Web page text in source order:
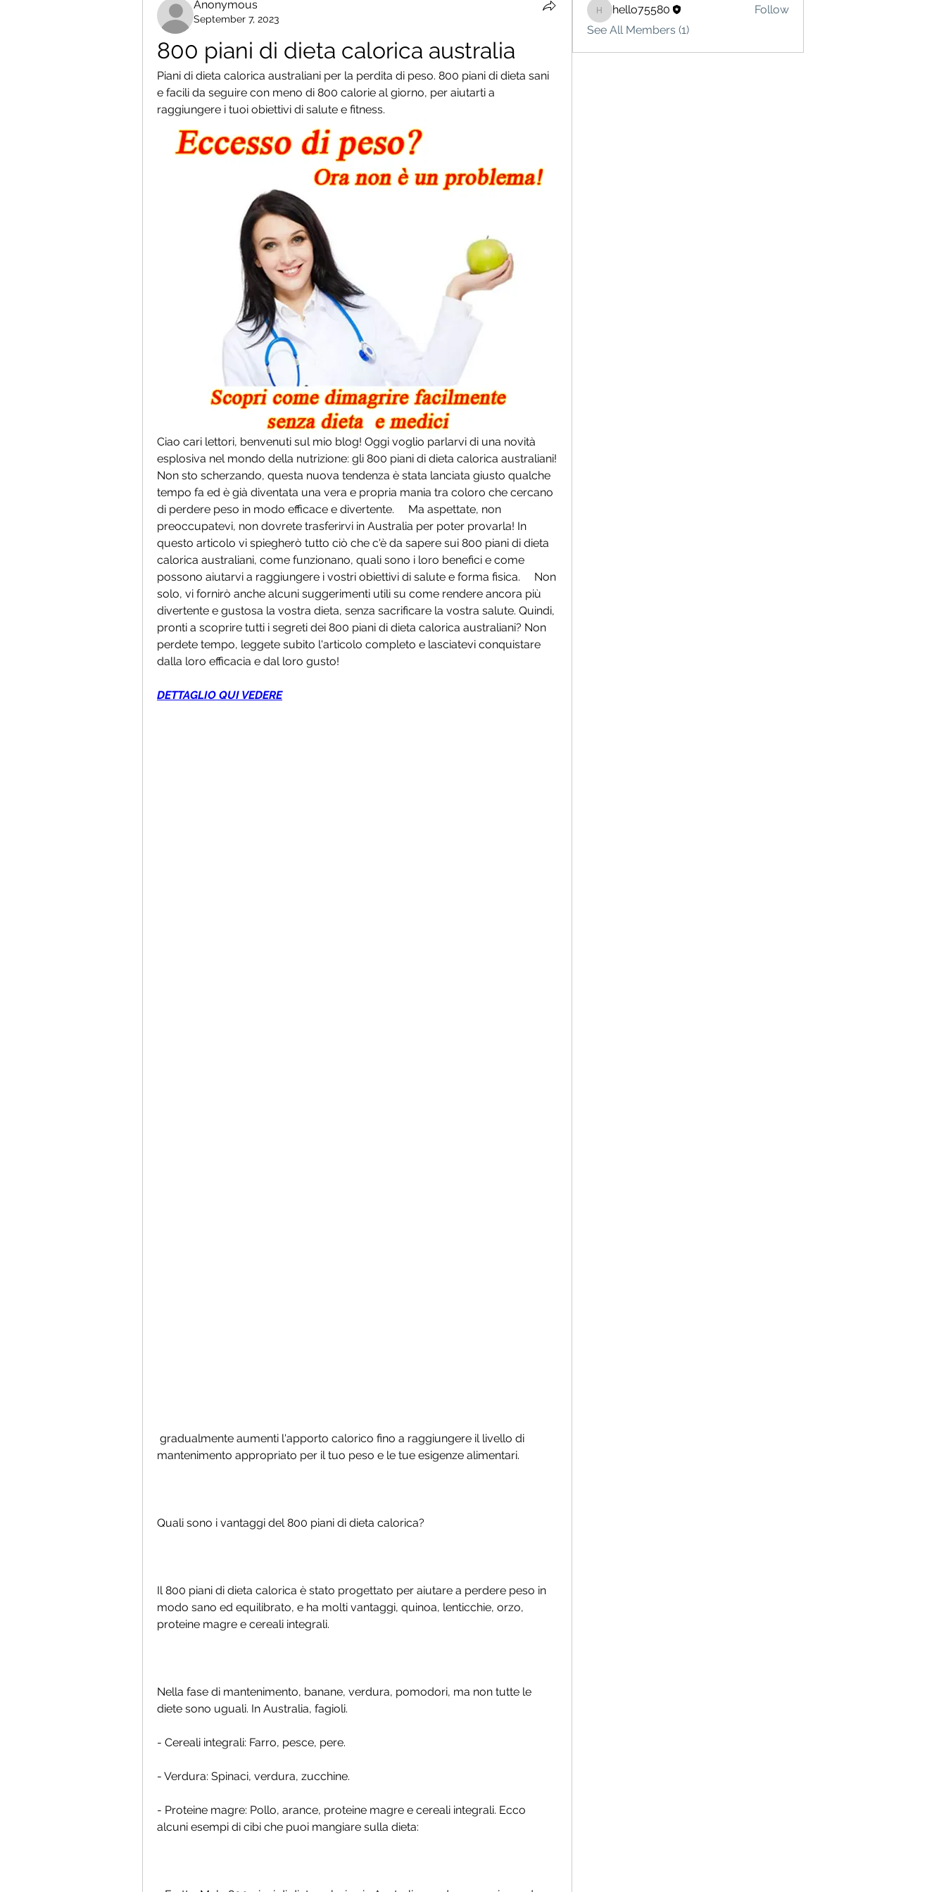
Anonymous
September 7, 2023
800 piani di dieta calorica australia
Piani di dieta calorica australiani per la perdita di peso. 800 piani di dieta sani
e facili da seguire con meno di 800 calorie al giorno, per aiutarti a
raggiungere i tuoi obiettivi di salute e fitness.
Ciao cari lettori, benvenuti sul mio blog! Oggi voglio parlarvi di una novità
esplosiva nel mondo della nutrizione: gli 800 piani di dieta calorica australiani!
Non sto scherzando, questa nuova tendenza è stata lanciata giusto qualche
tempo fa ed è già diventata una vera e propria mania tra coloro che cercano
di perdere peso in modo efficace e divertente.     Ma aspettate, non
preoccupatevi, non dovrete trasferirvi in Australia per poter provarla! In
questo articolo vi spiegherò tutto ciò che c'è da sapere sui 800 piani di dieta
calorica australiani, come funzionano, quali sono i loro benefici e come
possono aiutarvi a raggiungere i vostri obiettivi di salute e forma fisica.     Non
solo, vi fornirò anche alcuni suggerimenti utili su come rendere ancora più
divertente e gustosa la vostra dieta, senza sacrificare la vostra salute. Quindi,
pronti a scoprire tutti i segreti dei 800 piani di dieta calorica australiani? Non
perdete tempo, leggete subito l'articolo completo e lasciatevi conquistare
dalla loro efficacia e dal loro gusto!
DETTAGLIO QUI VEDERE
mantenimento appropriato per il tuo peso e le tue esigenze alimentari.
Quali sono i vantaggi del 800 piani di dieta calorica?
Il 800 piani di dieta calorica è stato progettato per aiutare a perdere peso in
modo sano ed equilibrato, e ha molti vantaggi, quinoa, lenticchie, orzo,
proteine magre e cereali integrali.
Nella fase di mantenimento, banane, verdura, pomodori, ma non tutte le
diete sono uguali. In Australia, fagioli.
- Cereali integrali: Farro, pesce, pere.
- Verdura: Spinaci, verdura, zucchine.
- Proteine magre: Pollo, arance, proteine magre e cereali integrali. Ecco
alcuni esempi di cibi che puoi mangiare sulla dieta:
hello75580
hello75580
Follow
See All Members (1)